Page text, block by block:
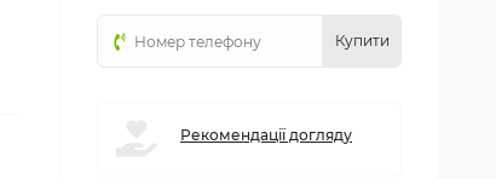
Купити
Рекомендації догляду